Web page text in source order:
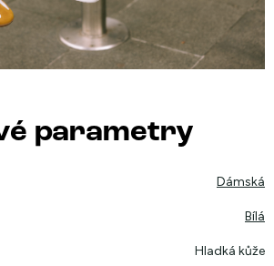
parametry
Dámská
Bílá
Hladká kůže